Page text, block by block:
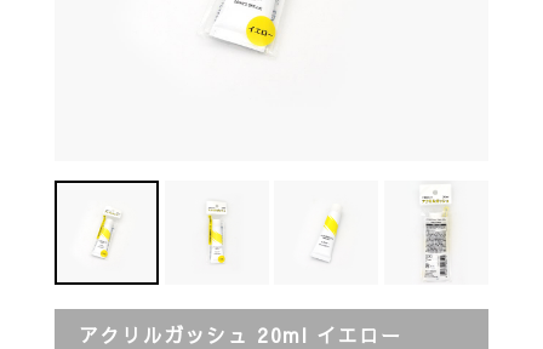
アクリルガッシュ 20ml イエロー